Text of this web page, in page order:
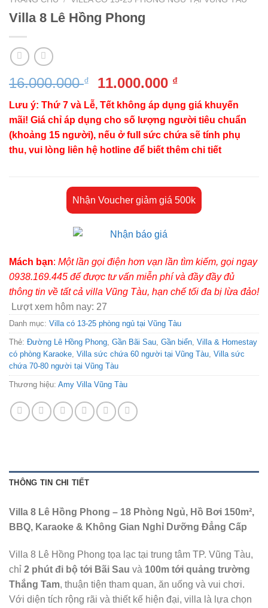
Villa 8 Lê Hồng Phong
16.000.000₫
Giá
gốc
là:
16.000.000 ₫.
11.000.000 ₫Giá
hiện
tại
là:
11.000.000 ₫.
Lưu ý: Thứ 7 và Lễ, Tết không áp dụng giá khuyến
mãi! Giá chỉ áp dụng cho số lượng người tiêu chuẩn
(khoảng 15 người), nếu ở full sức chứa sẽ tính phụ
thu, vui lòng liên hệ hotline để biết thêm chi tiết
Nhận Voucher giảm giá 500k
Mách bạn: Một lần gọi điện hơn vạn lần tìm kiếm, gọi ngay
0938.169.445 để được tư vấn miễn phí và đầy đầy đủ
thông tin về tất cả villa Vũng Tàu, hạn chế tối đa bị lừa đảo!
Lượt xem hôm nay: 27
Danh mục: Villa có 13-25 phòng ngủ tại Vũng Tàu
Thẻ: Đường Lê Hồng Phong Gần Bãi Sau Gần biển Villa & Homestay
có phòng Karaoke Villa sức chứa 60 người tại Vũng Tàu Villa sức
chứa 70-80 người tại Vũng Tàu
Thương hiệu: Amy Villa Vũng Tàu
THÔNG TIN CHI TIẾT
Villa 8 Lê Hồng Phong – 18 Phòng Ngủ, Hồ Bơi 150m²,
BBQ, Karaoke & Không Gian Nghỉ Dưỡng Đẳng Cấp
Villa 8 Lê Hồng Phong tọa lạc tại trung tâm TP. Vũng Tàu,
chỉ 2 phút đi bộ tới Bãi Sau và 100m tới quảng trường
Thắng Tam, thuận tiện tham quan, ăn uống và vui chơi.
Với diện tích rộng rãi và thiết kế hiện đại, villa là lựa chọn